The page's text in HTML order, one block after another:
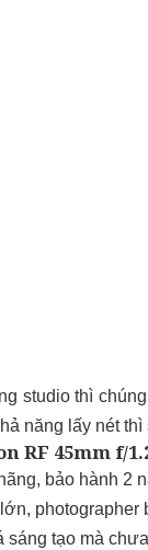
studio thì
năng lấy nét
RF 45mm f/
bảo hành 2
photographer
tạo mà